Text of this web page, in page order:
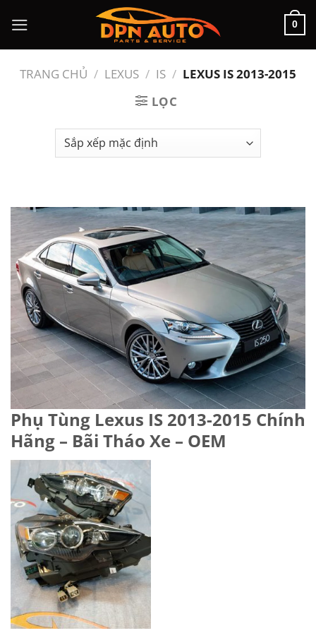
đến
nội
dung
0
TRANG CHỦ / LEXUS / IS / LEXUS IS 2013-2015
LỌC
Phụ Tùng Lexus IS 2013-2015 Chính
Hãng – Bãi Tháo Xe – OEM